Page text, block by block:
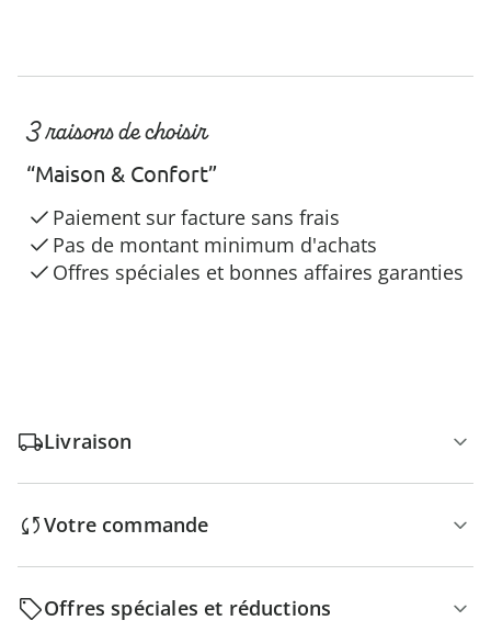
3 raisons de choisir
“Maison & Confort”
Paiement sur facture sans frais
Pas de montant minimum d'achats
Offres spéciales et bonnes affaires garanties
Livraison
Votre commande
Offres spéciales et réductions